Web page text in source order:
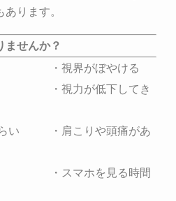
ります。
ませんか？
・視界がぼやける
い ・視力が低下してき
らい ・肩こりや頭痛があ
る ・スマホを見る時間